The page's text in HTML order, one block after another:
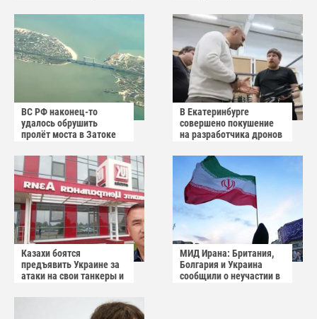
ВС РФ наконец-то
удалось обрушить
пролёт моста в Затоке
В Екатеринбурге
совершено покушение
на разработчика дронов
Казахи боятся
предъявить Украине за
атаки на свои танкеры и
Россию
МИД Ирана: Британия,
Болгария и Украина
сообщили о неучастии в